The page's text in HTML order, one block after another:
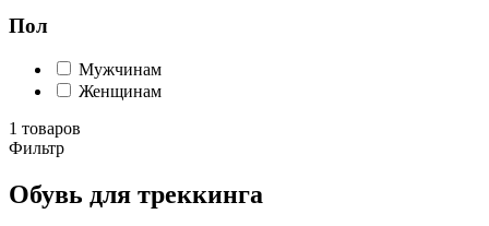
Пол
Мужчинам
Женщинам
1 товаров
Фильтр
Обувь для треккинга